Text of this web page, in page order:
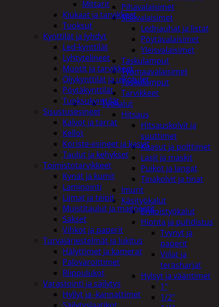
Pihavalaisimet
Sisävalaisimet
Lednauhat ja listat
Pöytävalaisimet
Yleisvalaisimet
Taskulamput
Työmaavalaisimet
Taskulamput
Tarvikkeet
Työkalut
Hitsaus
Hitsauskolvit ja
suuttimet
Kaasut ja polttimet
Lasit ja maskit
Puikot ja langat
Tinakolvit ja tinat
Imurit
Käsityökalut
Erikoistyökalut
Hionta ja puhdistus
Tyynyt ja
paperit
Viilat ja
teräsharjat
Hylsyt ja vääntimet
1"
1/2"
Mittarit
Kiukaat ja tarvikkeet
Tuoksut
Kynttilät ja lyhdyt
Led-kynttilät
Lyhtytelineet
Muotit ja tarvikkeet
Öljykynttilät ja ulkotulet
Pöytäkynttilät
Tuoksukynttilät
Sisustusesineet
Kalvot ja tarrat
Kellot
Koriste-esineet ja kasvit
Taulut ja kehykset
Toimistotarvikkeet
Kynät ja kumit
Laminointi
Liimat ja teipit
Muistitaulut ja magneetit
Sakset
Vihkot ja paperit
Turvajärjestelmät ja lukitus
Hälyttimet ja kamerat
Palovaroittimet
Riippulukot
Varastointi ja säilytys
Hyllyt ja -kannattimet